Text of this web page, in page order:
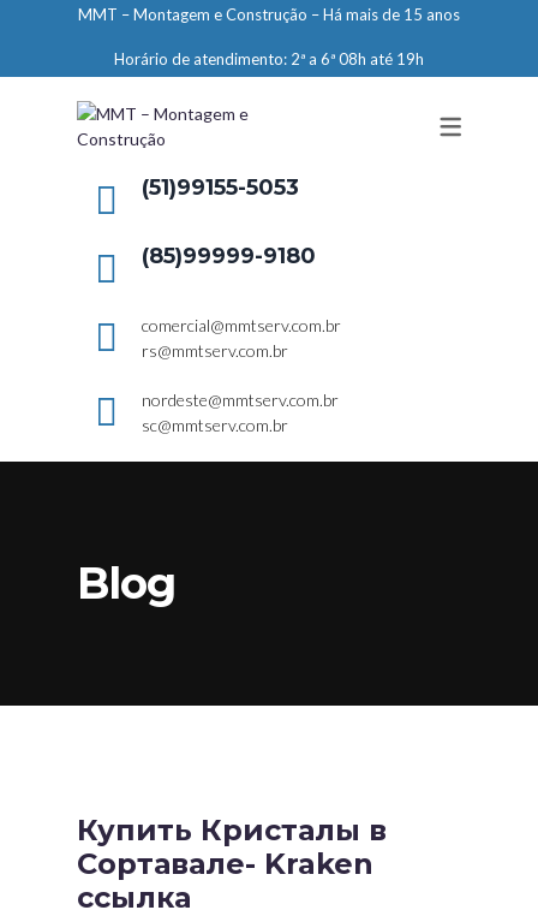
ENGENHARIA
LIMPEZA E CONSERVAÇÃO
MANUTENÇÃO PREDIAL
ELEVADORES – PREPARAÇÃO DE
MMT – Montagem e Construção – Há mais de 15 anos
Horário de atendimento: 2ª a 6ª 08h até 19h
(51)99155-5053
(85)99999-9180
comercial@mmtserv.com.br
rs@mmtserv.com.br
nordeste@mmtserv.com.br
sc@mmtserv.com.br
Blog
Купить Кристалы в
Сортавале- Kraken
ссылка